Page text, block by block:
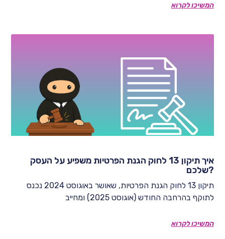
המשיכו לקרוא
איך תיקון 13 לחוק הגנת הפרטיות משפיע על העסק
שלכם?
תיקון 13 לחוק הגנת הפרטיות, שאושר באוגוסט 2024 נכנס
לתוקף בהרחבה החודש (אוגוסט 2025) ומחייב
המשיכו לקרוא